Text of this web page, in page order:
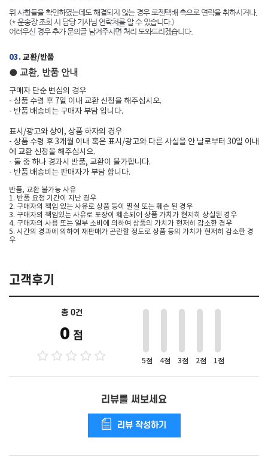
위 사항들을 확인하였는데도 해결되지 않는 경우 로젠택배 측으로 연락을 취하시거나,
(* 운송장 조회 시 담당 기사님 연락처를 알 수 있습니다.)
어려우신 경우 추가 문의글 남겨주시면 처리 도와드리겠습니다.
03.교환/반품
● 교환, 반품 안내
구매자 단순 변심의 경우
- 상품 수령 후 7일 이내 교환 신청을 해주십시오.
- 반품 배송비는 구매자 부담 입니다.
표시/광고와 상이, 상품 하자의 경우
- 상품 수령 후 3개월 이내 혹은 표시/광고와 다른 사실을 안 날로부터 30일 이내
에 교환 신청을 해주십시오.
- 둘 중 하나 경과시 반품, 교환이 불가합니다.
- 반품 배송비는 판매자가 부담 합니다.
반품, 교환 불가능 사유
1. 반품 요청 기간이 지난 경우
2. 구매자의 책임 있는 사유로 상품 등이 멸실 또는 훼손 된 경우
3. 구매자의 책임있는 사유로 포장이 훼손되어 상품 가치가 현저히 상실된 경우
4. 구매자의 사용 또는 일부 소비에 의하여 상품의 가치가 현저히 감소한 경우
5. 시간의 경과에 의하여 재판매가 곤란할 정도로 상품 등의 가치가 현저히 감소한 경
우
고객후기
총 0건
0 점
5점 4점 3점 2점 1점
리뷰를 써보세요
리뷰 작성하기